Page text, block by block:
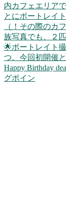
Happy Birthday
グポイン